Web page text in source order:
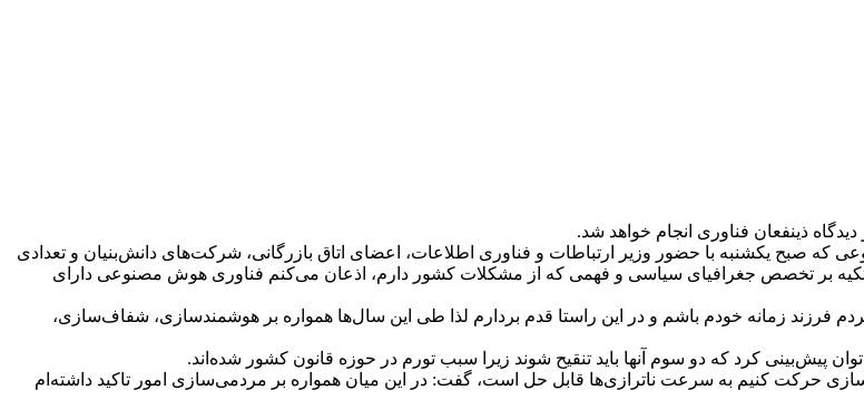
ذینفعان فناوری انجام خواهد شد.
یکشنبه با حضور وزیر ارتباطات و فناوری اطلاعات، اعضای اتاق بازرگانی، شرکت‌های دانش‌بنیان و تعدادی
و تکیه بر تخصص جغرافیای سیاسی و فهمی که از مشکلات کشور دارم، اذعان می‌کنم فناوری هوش مصنوعی دارای
زمینه، اظهار کرد: حداقل ۲۵ سال است که تلاش کردم فرزند زمانه خودم باشم و در این راستا قدم بردارم لذا طی این سال‌ها همواره بر هوشمندسازی، شفاف‌سازی،
حرکت کنیم به سرعت ناترازی‌ها قابل حل است، گفت: در این میان همواره بر مردمی‌سازی امور تاکید داشته‌ام